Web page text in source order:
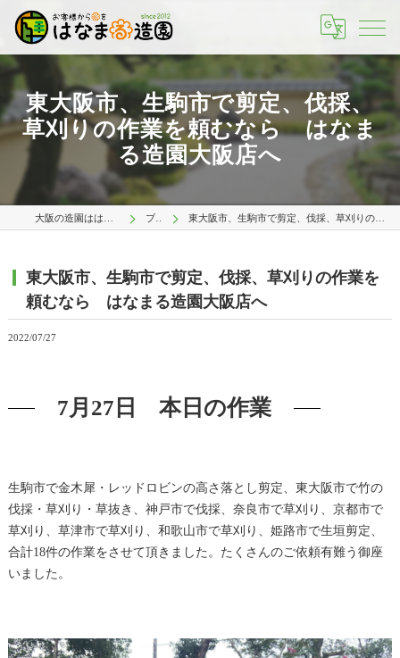
東大阪市、生駒市で剪定、伐採、
草刈りの作業を頼むなら はなま
る造園大阪店へ
ブログ 東大阪市、生駒市で剪定、伐採、草刈りの作業を頼むなら はなまる造園大阪店へ
東大阪市、生駒市で剪定、伐採、草刈りの作業を
頼むなら はなまる造園大阪店へ
2022/07/27
7月27日 本日の作業
生駒市で金木犀・レッドロビンの高さ落とし剪定、東大阪市で竹の
伐採・草刈り・草抜き、神戸市で伐採、奈良市で草刈り、京都市で
草刈り、草津市で草刈り、和歌山市で草刈り、姫路市で生垣剪定、
合計18件の作業をさせて頂きました。たくさんのご依頼有難う御座
いました。